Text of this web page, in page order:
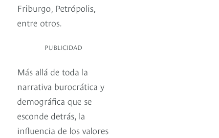
Friburgo, Petrópolis,
entre otros.
PUBLICIDAD
Más allá de toda la
narrativa burocrática y
demográfica que se
esconde detrás, la
influencia de los valores